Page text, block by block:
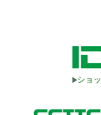
ショ